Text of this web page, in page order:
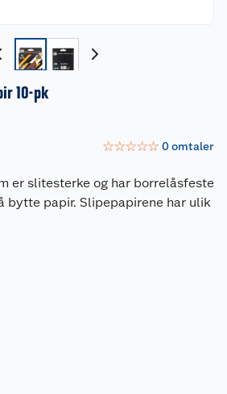
10-pk
☆☆☆☆☆ 0omtaler
er slitesterke og har borrelåsfeste
bytte papir. Slipepapirene har ulik